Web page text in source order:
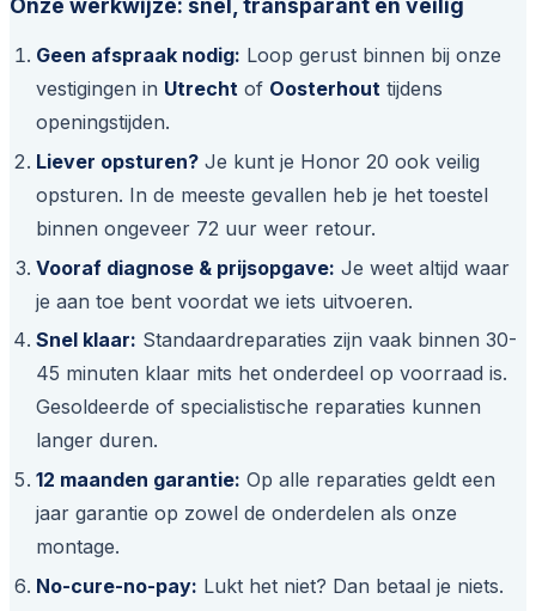
Onze werkwijze: snel, transparant en veilig
Geen afspraak nodig: Loop gerust binnen bij onze
vestigingen in Utrecht of Oosterhout tijdens
openingstijden.
Liever opsturen? Je kunt je Honor 20 ook veilig
opsturen. In de meeste gevallen heb je het toestel
binnen ongeveer 72 uur weer retour.
Vooraf diagnose & prijsopgave: Je weet altijd waar
je aan toe bent voordat we iets uitvoeren.
Snel klaar: Standaardreparaties zijn vaak binnen 30-
45 minuten klaar mits het onderdeel op voorraad is.
Gesoldeerde of specialistische reparaties kunnen
langer duren.
12 maanden garantie: Op alle reparaties geldt een
jaar garantie op zowel de onderdelen als onze
montage.
No-cure-no-pay: Lukt het niet? Dan betaal je niets.